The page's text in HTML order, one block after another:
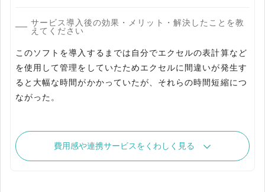
サービス導入後の効果・メリット・解決したことを教
えてください
このソフトを導入するまでは自分でエクセルの表計算など
を使用して管理をしていたためエクセルに間違いが発生す
ると大幅な時間がかかっていたが、それらの時間短縮につ
ながった。
費用感や連携サービスをくわしく見る